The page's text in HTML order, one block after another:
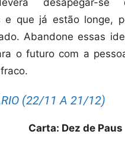
desapegar-se
e que já estão longe,
Abandone essas
o futuro com a
(22/11 A 21/12)
Carta: Dez de Paus